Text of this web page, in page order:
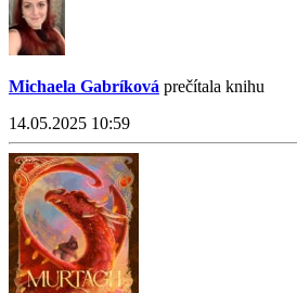
Michaela Gabríková prečítala knihu
14.05.2025 10:59